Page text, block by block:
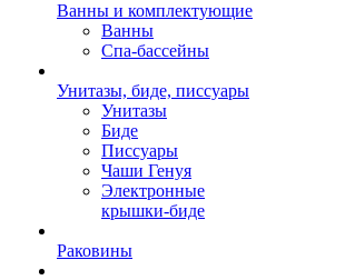
Ванны и комплектующие
Ванны
Спа-бассейны
Унитазы, биде, писсуары
Унитазы
Биде
Писсуары
Чаши Генуя
Электронные
крышки-биде
Раковины